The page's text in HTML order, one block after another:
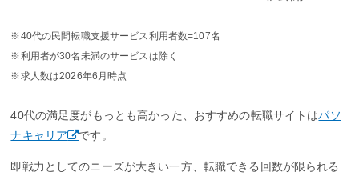
※40代の民間転職支援サービス利用者数=107名
※利用者が30名未満のサービスは除く
※求人数は2026年6月時点
40代の満足度がもっとも高かった、おすすめの転職サイトはパソ
ナキャリア
です。
即戦力としてのニーズが大きい一方、転職できる回数が限られる